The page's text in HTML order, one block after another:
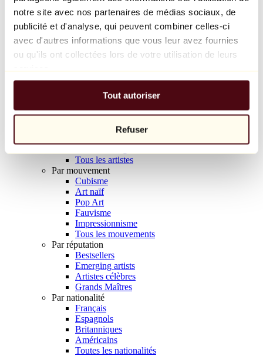
notre site avec nos partenaires de médias sociaux, de
publicité et d'analyse, qui peuvent combiner celles-ci
avec d'autres informations que vous leur avez fournies
ou qu'ils ont collectées lors de votre utilisation de leurs
Tout autoriser
Refuser
Balloon Dog (Orange)
Jeff Koons
10 000 €
Parcourir
Tous les sculpteurs
Tous les photographes
Tous les artistes
Par mouvement
Cubisme
Art naïf
Pop Art
Fauvisme
Impressionnisme
Tous les mouvements
Par réputation
Bestsellers
Emerging artists
Artistes célèbres
Grands Maîtres
Par nationalité
Français
Espagnols
Britanniques
Américains
Toutes les nationalités